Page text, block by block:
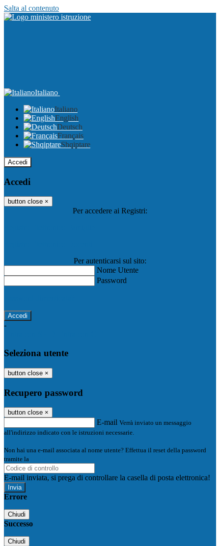
Salta al contenuto
Italiano
Italiano
English
Deutsch
Français
Shqiptare
Accedi
Accedi
button close ×
Per accedere ai Registri:
Per autenticarsi sul sito:
Nome Utente
Password
-
Seleziona utente
button close ×
Recupero password
button close ×
E-mail Verrà inviato un messaggio
all'indirizzo indicato con le istruzioni necessarie.
Non hai una e-mail associata al nome utente? Effettua il reset della password
tramite la
E-mail inviata, si prega di controllare la casella di posta elettronica!
Errore
Chiudi
Successo
Chiudi